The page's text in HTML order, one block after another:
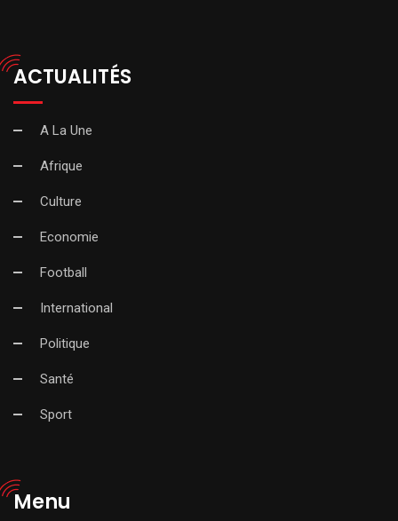
ACTUALITÉS
A La Une
Afrique
Culture
Economie
Football
International
Politique
Santé
Sport
Menu